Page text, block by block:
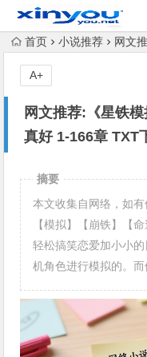
首页 小说推荐 网文推荐
网文推荐:《星铁
真好 1-166章 TXT
A+
摘要
本文收集自网络，如有
【模拟】【崩铁】【
轻松搞笑恋爱加小小
机角色进行模拟的。